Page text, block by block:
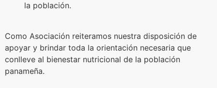
la población.
Como Asociación reiteramos nuestra disposición de
apoyar y brindar toda la orientación necesaria que
conlleve al bienestar nutricional de la población
panameña.